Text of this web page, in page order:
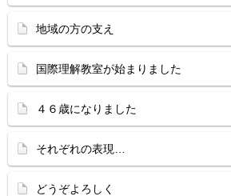
地域の方の支え
国際理解教室が始まりました
４６歳になりました
それぞれの表現…
どうぞよろしく